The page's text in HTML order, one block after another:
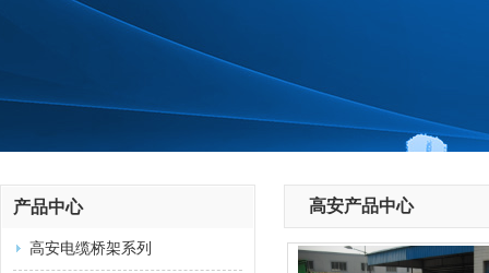
产品中心
高安电缆桥架系列
高安产品中心